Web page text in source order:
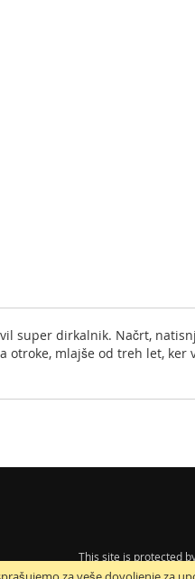
super dirkalnik. Načrt,
mlajše od treh let,
This site is protected